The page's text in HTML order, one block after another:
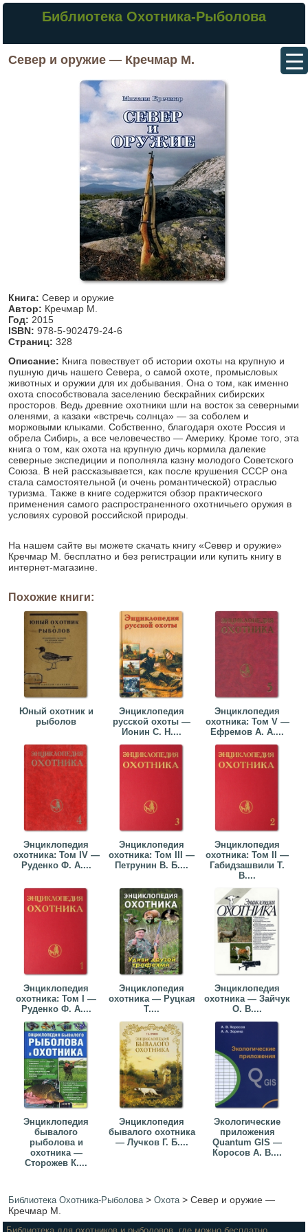
Библиотека Охотника-Рыболова
Север и оружие — Кречмар М.
Книга: Север и оружие
Автор: Кречмар М.
Год: 2015
ISBN: 978-5-902479-24-6
Страниц: 328
Описание: Книга повествует об истории охоты на крупную и
пушную дичь нашего Севера, о самой охоте, промысловых
животных и оружии для их добывания. Она о том, как именно
охота способствовала заселению бескрайних сибирских
просторов. Ведь древние охотники шли на восток за северными
оленями, а казаки «встречь солнца» — за соболем и
моржовыми клыками. Собственно, благодаря охоте Россия и
обрела Сибирь, а все человечество — Америку. Кроме того, эта
книга о том, как охота на крупную дичь кормила далекие
северные экспедиции и пополняла казну молодого Советского
Союза. В ней рассказывается, как после крушения СССР она
стала самостоятельной (и очень романтической) отраслью
туризма. Также в книге содержится обзор практического
применения самого распространенного охотничьего оружия в
условиях суровой российской природы.
На нашем сайте вы можете скачать книгу «Север и оружие»
Кречмар М. бесплатно и без регистрации или купить книгу в
интернет-магазине.
Похожие книги:
Юный охотник и
рыболов
Энциклопедия
русской охоты —
Ионин С. Н....
Энциклопедия
охотника: Том V —
Ефремов А. А....
Энциклопедия
охотника: Том IV —
Руденко Ф. А....
Энциклопедия
охотника: Том III —
Петрунин В. Б....
Энциклопедия
охотника: Том II —
Габидзашвили Т.
В....
Энциклопедия
охотника: Том I —
Руденко Ф. А....
Энциклопедия
охотника — Руцкая
Т....
Энциклопедия
охотника — Зайчук
О. В....
Энциклопедия
бывалого
рыболова и
охотника —
Сторожев К....
Энциклопедия
бывалого охотника
— Лучков Г. Б....
Экологические
приложения
Quantum GIS —
Коросов А. В....
Библиотека Охотника-Рыболова>Охота>Север и оружие —
Кречмар М.